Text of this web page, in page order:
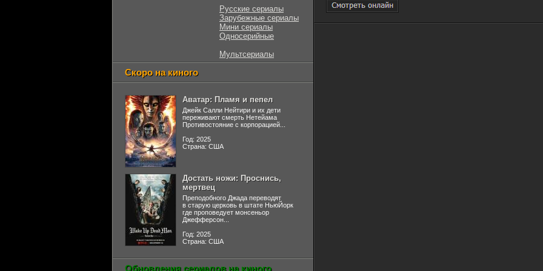
Русские сериалы
Зарубежные сериалы
Мини сериалы
Односерийные
Мультсериалы
Скоро на киного
Аватар: Пламя и пепел
Джейк Салли Нейтири и их дети
переживают смерть Нетейама
Противостояние с корпорацией...
Год: 2025
Страна: США
Достать ножи: Проснись,
мертвец
Преподобного Джада переводят
в старую церковь в штате НьюЙорк
где проповедует монсеньор
Джефферсон...
Год: 2025
Страна: США
Обновления сериалов на киного